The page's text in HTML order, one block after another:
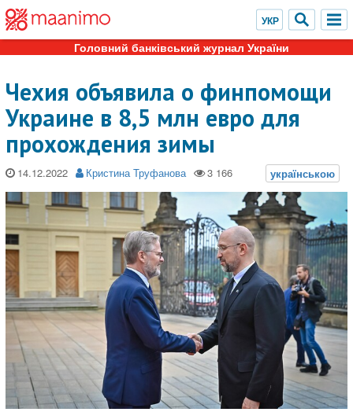
Головний банківський журнал України
Чехия объявила о финпомощи
Украине в 8,5 млн евро для
прохождения зимы
14.12.2022 Кристина Труфанова